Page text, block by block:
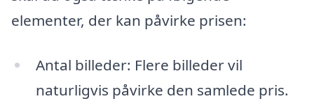
elementer, der kan påvirke prisen:
Antal billeder: Flere billeder vil
naturligvis påvirke den samlede pris.